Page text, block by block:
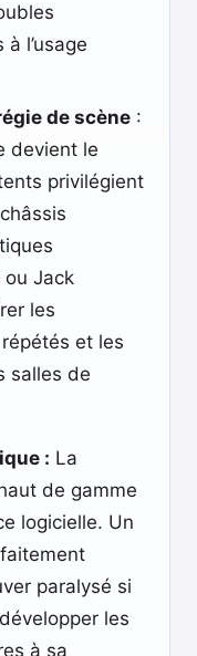
l’usage
de scène :
devient le
privilégient
ou Jack
les
et les
salles de
: La
de gamme
logicielle. Un
paralysé si
les
à sa